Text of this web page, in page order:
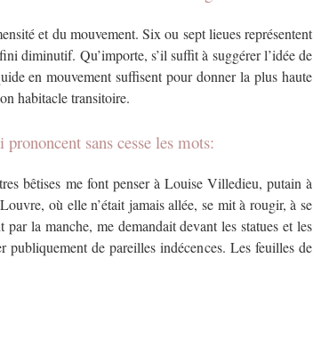
et du mouvement. Six ou sept lieues représentent
diminutif. Qu’importe, s’il suffit à suggérer l’idée de
en mouvement suffisent pour donner la plus haute
habitacle transitoire.
sans cesse les mots:
bêtises me font penser à Louise Villedieu, putain à
où elle n’était jamais allée, se mit à rougir, à se
la manche, me demandait devant les statues et les
de pareilles indécences. Les feuilles de